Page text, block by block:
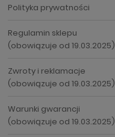
Polityka prywatności
Regulamin sklepu
(obowiązuje od 19.03.2025)
Zwroty i reklamacje
(obowiązuje od 19.03.2025)
Warunki gwarancji
(obowiązuje od 19.03.2025)